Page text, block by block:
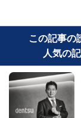
この記事の
人気の